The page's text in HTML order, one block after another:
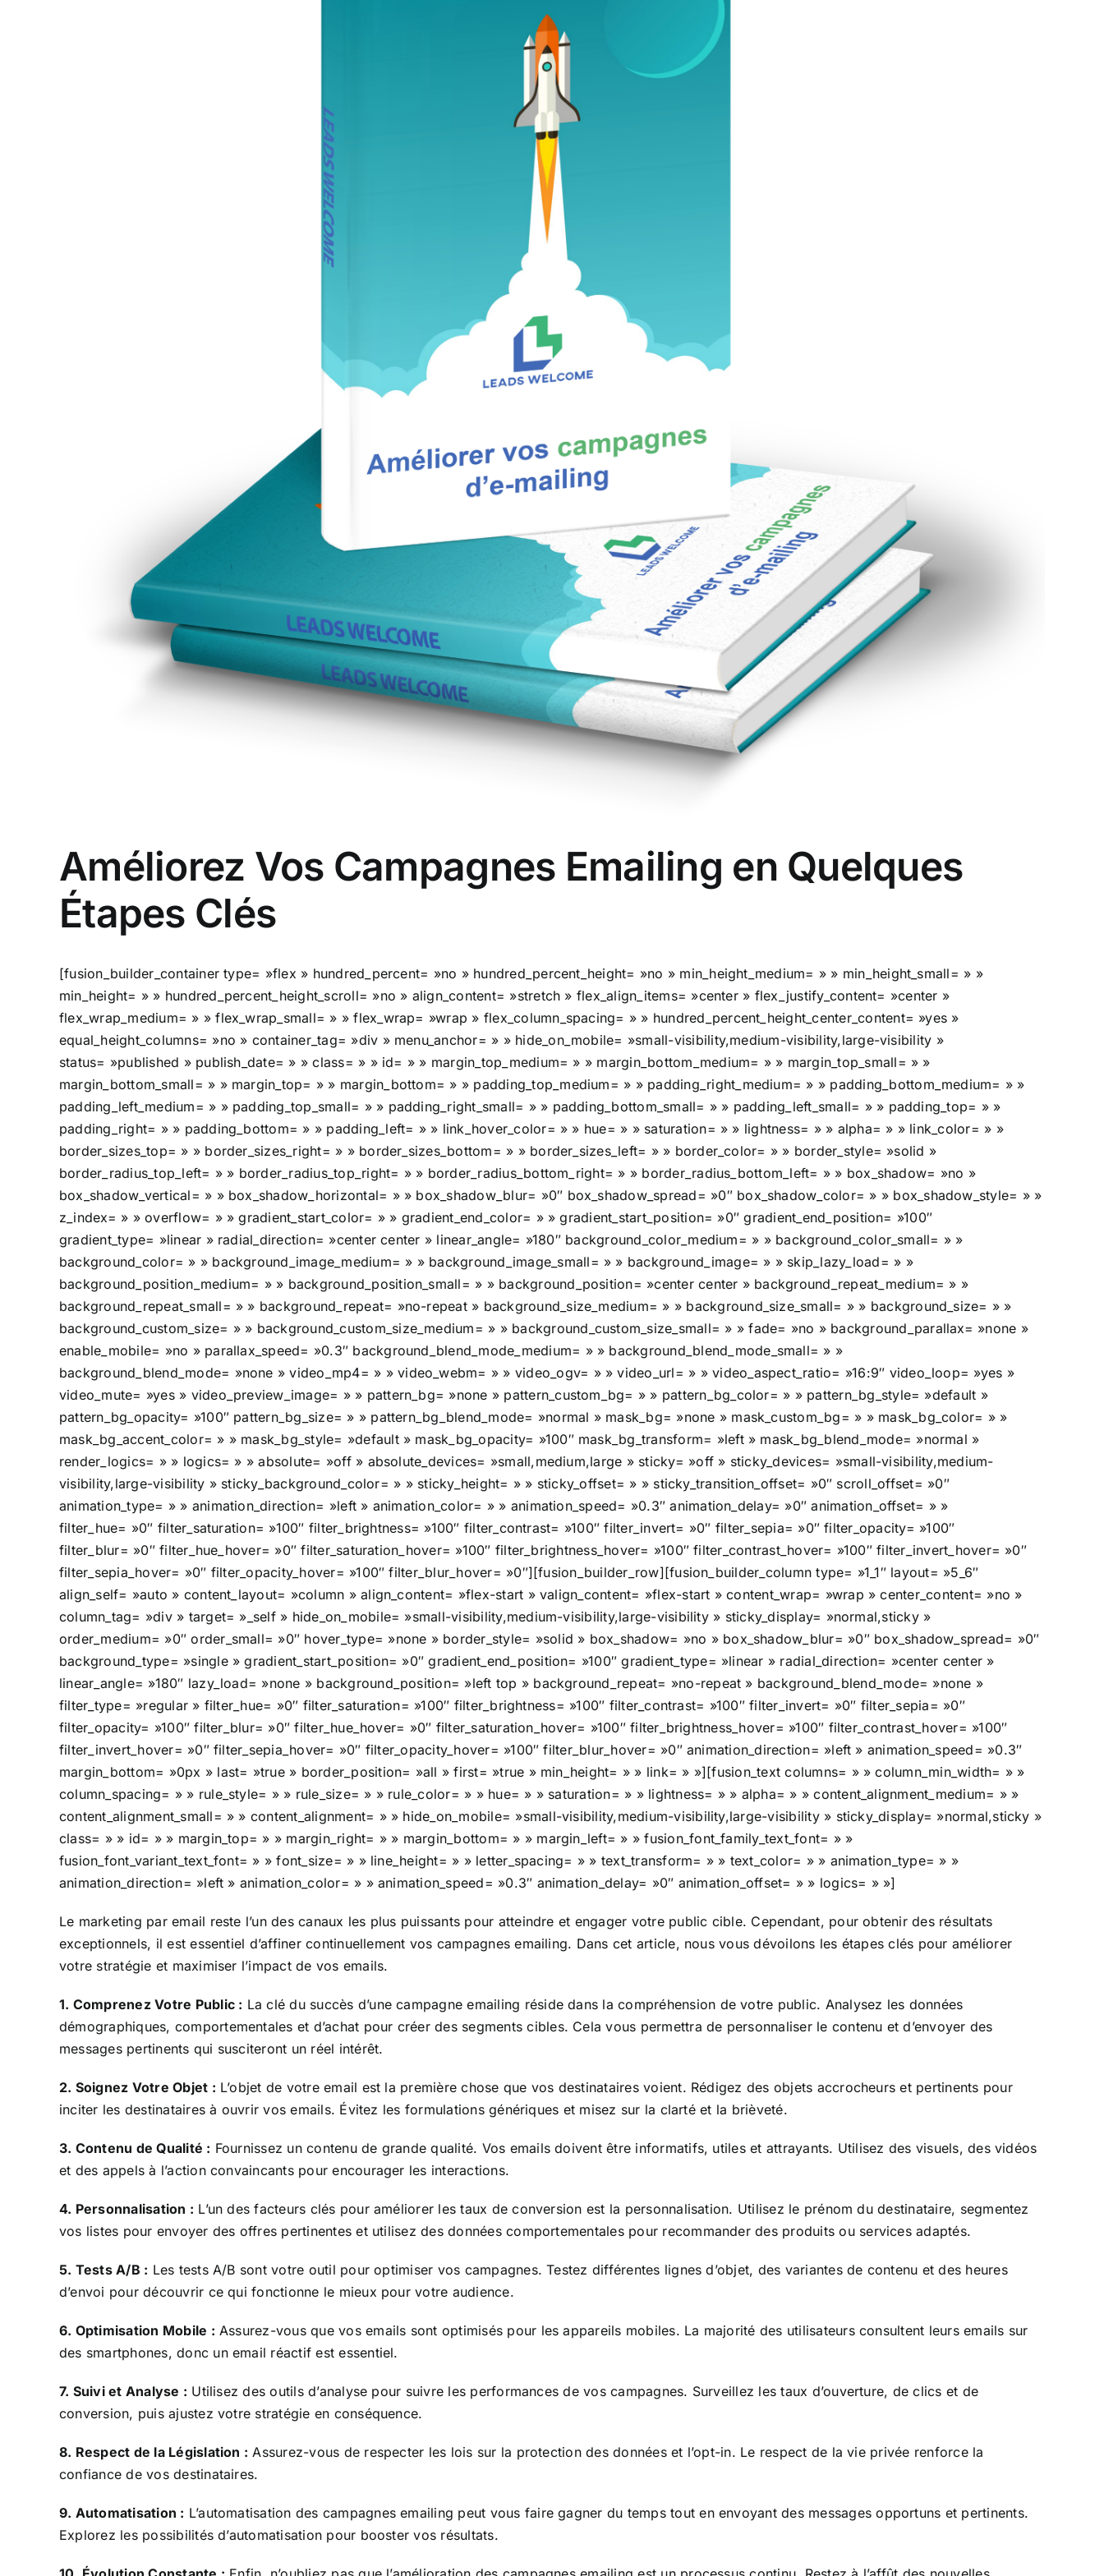
Améliorez Vos Campagnes Emailing en Quelques
Étapes Clés
[fusion_builder_container type= »flex » hundred_percent= »no » hundred_percent_height= »no » min_height_medium= » » min_height_small= » »
min_height= » » hundred_percent_height_scroll= »no » align_content= »stretch » flex_align_items= »center » flex_justify_content= »center »
flex_wrap_medium= » » flex_wrap_small= » » flex_wrap= »wrap » flex_column_spacing= » » hundred_percent_height_center_content= »yes »
equal_height_columns= »no » container_tag= »div » menu_anchor= » » hide_on_mobile= »small-visibility,medium-visibility,large-visibility »
status= »published » publish_date= » » class= » » id= » » margin_top_medium= » » margin_bottom_medium= » » margin_top_small= » »
margin_bottom_small= » » margin_top= » » margin_bottom= » » padding_top_medium= » » padding_right_medium= » » padding_bottom_medium= » »
padding_left_medium= » » padding_top_small= » » padding_right_small= » » padding_bottom_small= » » padding_left_small= » » padding_top= » »
padding_right= » » padding_bottom= » » padding_left= » » link_hover_color= » » hue= » » saturation= » » lightness= » » alpha= » » link_color= » »
border_sizes_top= » » border_sizes_right= » » border_sizes_bottom= » » border_sizes_left= » » border_color= » » border_style= »solid »
border_radius_top_left= » » border_radius_top_right= » » border_radius_bottom_right= » » border_radius_bottom_left= » » box_shadow= »no »
box_shadow_vertical= » » box_shadow_horizontal= » » box_shadow_blur= »0″ box_shadow_spread= »0″ box_shadow_color= » » box_shadow_style= » »
z_index= » » overflow= » » gradient_start_color= » » gradient_end_color= » » gradient_start_position= »0″ gradient_end_position= »100″
gradient_type= »linear » radial_direction= »center center » linear_angle= »180″ background_color_medium= » » background_color_small= » »
background_color= » » background_image_medium= » » background_image_small= » » background_image= » » skip_lazy_load= » »
background_position_medium= » » background_position_small= » » background_position= »center center » background_repeat_medium= » »
background_repeat_small= » » background_repeat= »no-repeat » background_size_medium= » » background_size_small= » » background_size= » »
background_custom_size= » » background_custom_size_medium= » » background_custom_size_small= » » fade= »no » background_parallax= »none »
enable_mobile= »no » parallax_speed= »0.3″ background_blend_mode_medium= » » background_blend_mode_small= » »
background_blend_mode= »none » video_mp4= » » video_webm= » » video_ogv= » » video_url= » » video_aspect_ratio= »16:9″ video_loop= »yes »
video_mute= »yes » video_preview_image= » » pattern_bg= »none » pattern_custom_bg= » » pattern_bg_color= » » pattern_bg_style= »default »
pattern_bg_opacity= »100″ pattern_bg_size= » » pattern_bg_blend_mode= »normal » mask_bg= »none » mask_custom_bg= » » mask_bg_color= » »
mask_bg_accent_color= » » mask_bg_style= »default » mask_bg_opacity= »100″ mask_bg_transform= »left » mask_bg_blend_mode= »normal »
render_logics= » » logics= » » absolute= »off » absolute_devices= »small,medium,large » sticky= »off » sticky_devices= »small-visibility,medium-
visibility,large-visibility » sticky_background_color= » » sticky_height= » » sticky_offset= » » sticky_transition_offset= »0″ scroll_offset= »0″
animation_type= » » animation_direction= »left » animation_color= » » animation_speed= »0.3″ animation_delay= »0″ animation_offset= » »
filter_hue= »0″ filter_saturation= »100″ filter_brightness= »100″ filter_contrast= »100″ filter_invert= »0″ filter_sepia= »0″ filter_opacity= »100″
filter_blur= »0″ filter_hue_hover= »0″ filter_saturation_hover= »100″ filter_brightness_hover= »100″ filter_contrast_hover= »100″ filter_invert_hover= »0″
filter_sepia_hover= »0″ filter_opacity_hover= »100″ filter_blur_hover= »0″][fusion_builder_row][fusion_builder_column type= »1_1″ layout= »5_6″
align_self= »auto » content_layout= »column » align_content= »flex-start » valign_content= »flex-start » content_wrap= »wrap » center_content= »no »
column_tag= »div » target= »_self » hide_on_mobile= »small-visibility,medium-visibility,large-visibility » sticky_display= »normal,sticky »
order_medium= »0″ order_small= »0″ hover_type= »none » border_style= »solid » box_shadow= »no » box_shadow_blur= »0″ box_shadow_spread= »0″
background_type= »single » gradient_start_position= »0″ gradient_end_position= »100″ gradient_type= »linear » radial_direction= »center center »
linear_angle= »180″ lazy_load= »none » background_position= »left top » background_repeat= »no-repeat » background_blend_mode= »none »
filter_type= »regular » filter_hue= »0″ filter_saturation= »100″ filter_brightness= »100″ filter_contrast= »100″ filter_invert= »0″ filter_sepia= »0″
filter_opacity= »100″ filter_blur= »0″ filter_hue_hover= »0″ filter_saturation_hover= »100″ filter_brightness_hover= »100″ filter_contrast_hover= »100″
filter_invert_hover= »0″ filter_sepia_hover= »0″ filter_opacity_hover= »100″ filter_blur_hover= »0″ animation_direction= »left » animation_speed= »0.3″
margin_bottom= »0px » last= »true » border_position= »all » first= »true » min_height= » » link= » »][fusion_text columns= » » column_min_width= » »
column_spacing= » » rule_style= » » rule_size= » » rule_color= » » hue= » » saturation= » » lightness= » » alpha= » » content_alignment_medium= » »
content_alignment_small= » » content_alignment= » » hide_on_mobile= »small-visibility,medium-visibility,large-visibility » sticky_display= »normal,sticky »
class= » » id= » » margin_top= » » margin_right= » » margin_bottom= » » margin_left= » » fusion_font_family_text_font= » »
fusion_font_variant_text_font= » » font_size= » » line_height= » » letter_spacing= » » text_transform= » » text_color= » » animation_type= » »
animation_direction= »left » animation_color= » » animation_speed= »0.3″ animation_delay= »0″ animation_offset= » » logics= » »]
Le marketing par email reste l’un des canaux les plus puissants pour atteindre et engager votre public cible. Cependant, pour obtenir des résultats
exceptionnels, il est essentiel d’affiner continuellement vos campagnes emailing. Dans cet article, nous vous dévoilons les étapes clés pour améliorer
votre stratégie et maximiser l’impact de vos emails.
1. Comprenez Votre Public : La clé du succès d’une campagne emailing réside dans la compréhension de votre public. Analysez les données
démographiques, comportementales et d’achat pour créer des segments cibles. Cela vous permettra de personnaliser le contenu et d’envoyer des
messages pertinents qui susciteront un réel intérêt.
2. Soignez Votre Objet : L’objet de votre email est la première chose que vos destinataires voient. Rédigez des objets accrocheurs et pertinents pour
inciter les destinataires à ouvrir vos emails. Évitez les formulations génériques et misez sur la clarté et la brièveté.
3. Contenu de Qualité : Fournissez un contenu de grande qualité. Vos emails doivent être informatifs, utiles et attrayants. Utilisez des visuels, des vidéos
et des appels à l’action convaincants pour encourager les interactions.
4. Personnalisation : L’un des facteurs clés pour améliorer les taux de conversion est la personnalisation. Utilisez le prénom du destinataire, segmentez
vos listes pour envoyer des offres pertinentes et utilisez des données comportementales pour recommander des produits ou services adaptés.
5. Tests A/B : Les tests A/B sont votre outil pour optimiser vos campagnes. Testez différentes lignes d’objet, des variantes de contenu et des heures
d’envoi pour découvrir ce qui fonctionne le mieux pour votre audience.
6. Optimisation Mobile : Assurez-vous que vos emails sont optimisés pour les appareils mobiles. La majorité des utilisateurs consultent leurs emails sur
des smartphones, donc un email réactif est essentiel.
7. Suivi et Analyse : Utilisez des outils d’analyse pour suivre les performances de vos campagnes. Surveillez les taux d’ouverture, de clics et de
conversion, puis ajustez votre stratégie en conséquence.
8. Respect de la Législation : Assurez-vous de respecter les lois sur la protection des données et l’opt-in. Le respect de la vie privée renforce la
confiance de vos destinataires.
9. Automatisation : L’automatisation des campagnes emailing peut vous faire gagner du temps tout en envoyant des messages opportuns et pertinents.
Explorez les possibilités d’automatisation pour booster vos résultats.